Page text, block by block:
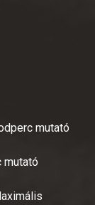
mutató
mutató